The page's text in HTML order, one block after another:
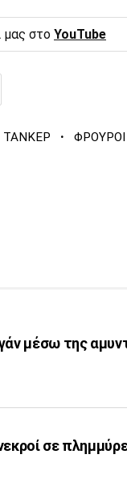
μας στο YouTube
ΤΑΝΚΕΡ ·
μέσω της
σε